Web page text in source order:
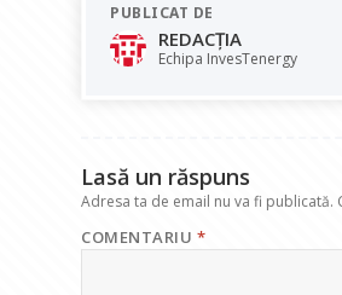
b
o
s
A dI
PUBLICAT DE
REDACȚIA
Echipa InvesTenergy
Lasă un răspuns
Adresa ta de email nu va fi publicată.
COMENTARIU *